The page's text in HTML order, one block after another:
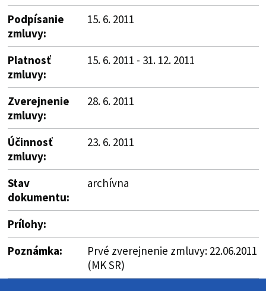
Podpísanie
zmluvy:
15. 6. 2011
Platnosť
zmluvy:
15. 6. 2011 - 31. 12. 2011
Zverejnenie
zmluvy:
28. 6. 2011
Účinnosť
zmluvy:
23. 6. 2011
Stav
dokumentu:
archívna
Prílohy:
Poznámka:
Prvé zverejnenie zmluvy: 22.06.2011
(MK SR)